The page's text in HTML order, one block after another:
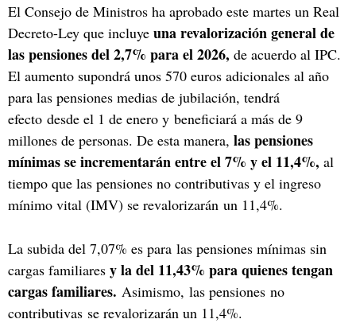
El Consejo de Ministros ha aprobado este martes un Real
Decreto-Ley que incluye una revalorización general de
las pensiones del 2,7% para el 2026, de acuerdo al IPC.
El aumento supondrá unos 570 euros adicionales al año
para las pensiones medias de jubilación, tendrá
efecto desde el 1 de enero y beneficiará a más de 9
millones de personas. De esta manera, las pensiones
mínimas se incrementarán entre el 7% y el 11,4%, al
tiempo que las pensiones no contributivas y el ingreso
mínimo vital (IMV) se revalorizarán un 11,4%.
La subida del 7,07% es para las pensiones mínimas sin
cargas familiares y la del 11,43% para quienes tengan
cargas familiares. Asimismo, las pensiones no
contributivas se revalorizarán un 11,4%.